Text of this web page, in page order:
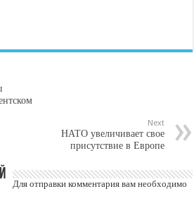
Next
НАТО увеличивает свое
присутствие в Европе
Для отправки комментария вам необходимо